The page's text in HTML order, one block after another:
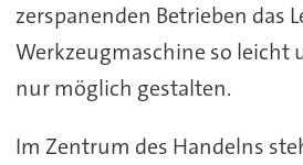
zerspanenden Betrieben das
Werkzeugmaschine so leicht
nur möglich gestalten.
Im Zentrum des Handelns